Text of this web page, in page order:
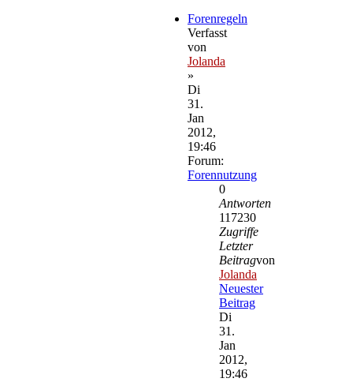
Forenregeln
Verfasst
von
Jolanda
»
Di
31.
Jan
2012,
19:46
Forum:
Forennutzung
0
Antworten
117230
Zugriffe
Letzter
Beitragvon
Jolanda
Neuester
Beitrag
Di
31.
Jan
2012,
19:46